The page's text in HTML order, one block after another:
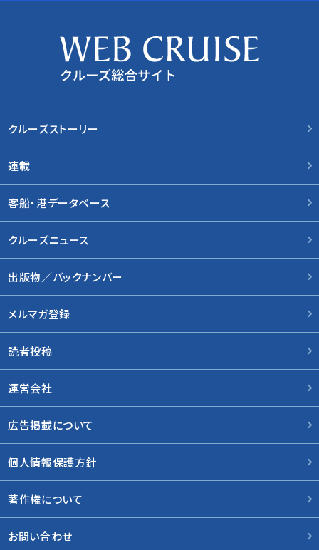
クルーズストーリー
連載
客船・港データベース
クルーズニュース
出版物／バックナンバー
メルマガ登録
読者投稿
運営会社
広告掲載について
個人情報保護方針
著作権について
お問い合わせ